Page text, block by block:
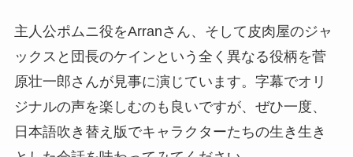
主人公ポムニ役をArranさん、そして皮肉屋のジャ
ックスと団長のケインという全く異なる役柄を菅
原壮一郎さんが見事に演じています。字幕でオリ
ジナルの声を楽しむのも良いですが、ぜひ一度、
日本語吹き替え版でキャラクターたちの生き生き